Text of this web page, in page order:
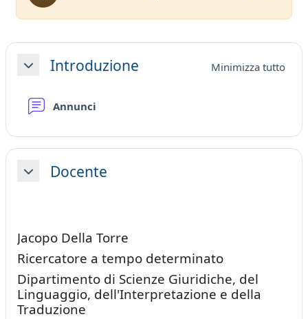
Schema della sezione
MinimizzaIntroduzione Minimizza tutto
Annunci
MinimizzaDocente
Jacopo Della Torre
Ricercatore a tempo determinato
Dipartimento di Scienze Giuridiche, del
Linguaggio, dell'Interpretazione e della
Traduzione